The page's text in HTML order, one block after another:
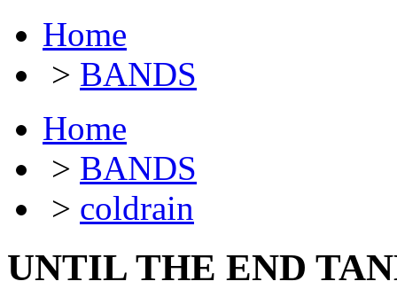
Home
> BANDS
Home
> BANDS
> coldrain
UNTIL THE END